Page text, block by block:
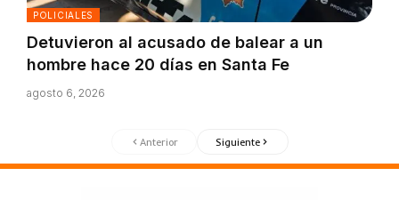
POLICIALES
Detuvieron al acusado de balear a un
hombre hace 20 días en Santa Fe
agosto 6, 2026
Anterior Siguiente